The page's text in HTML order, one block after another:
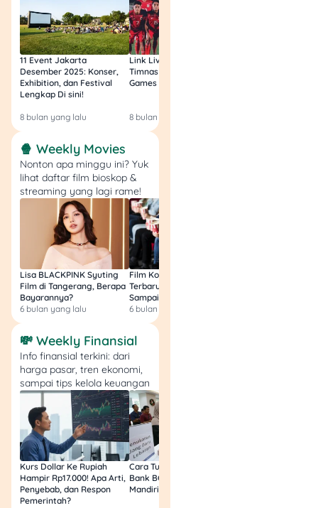
Ice Cream Cone
Vanilla
Ice Cream Cup
Cookies & Cream
Ice Cream Cup
Mango
Ice Cream Cup
Strawberry
Ice Cream Cup Boba
Brown Sugar
Coffee Series
Es Kopasus
Small: Rp9.000
Large: Rp11.000
Es Kopi Gula Aren:
Rp14.000
Silky Pudding
Thai Tea
Chocolate
Cotton Candy
Mango
Green Thai Tea
Taro
Bubble Gum
Lychee
Choco Cheese
Mango Cheese
11 Event Jakarta
Desember 2025: Konser,
Exhibition, dan Festival
Lengkap Di sini!
8 bulan yang lalu
Link Live Streaming
Timnas vs Filipina SEA
Games Malam Ini, Gratis!
8 bulan yang lalu
🍿 Weekly Movies
Nonton apa minggu ini? Yuk
lihat daftar film bioskop &
streaming yang lagi rame!
Lisa BLACKPINK Syuting
Film di Tangerang, Berapa
Bayarannya?
6 bulan yang lalu
Film Komedi Indonesia
Terbaru 2026, Siap Ngakak
Sampai Sakit Perut!
6 bulan yang lalu
💸 Weekly Finansial
Info finansial terkini: dari
harga pasar, tren ekonomi,
sampai tips kelola keuangan
Kurs Dollar Ke Rupiah
Hampir Rp17.000! Apa Arti,
Penyebab, dan Respon
Pemerintah?
Cara Tukar Uang Baru di
Bank BCA (Umum, BNI,
Mandiri, BRI, dan BSI) 2026!